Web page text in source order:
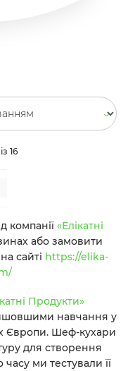
16
компанії «Елікатні
або замовити
сайті https://elika-
Продукти»
навчання у
Європи. Шеф-кухари
для створення
ми тестували її